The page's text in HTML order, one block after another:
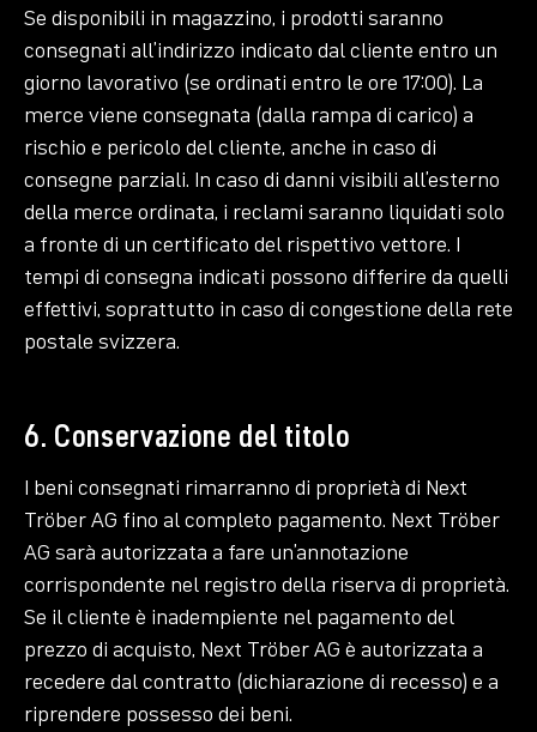
Se disponibili in magazzino, i prodotti saranno
consegnati all’indirizzo indicato dal cliente entro un
giorno lavorativo (se ordinati entro le ore 17:00). La
merce viene consegnata (dalla rampa di carico) a
rischio e pericolo del cliente, anche in caso di
consegne parziali. In caso di danni visibili all’esterno
della merce ordinata, i reclami saranno liquidati solo
a fronte di un certificato del rispettivo vettore. I
tempi di consegna indicati possono differire da quelli
effettivi, soprattutto in caso di congestione della rete
postale svizzera.
6. Conservazione del titolo
I beni consegnati rimarranno di proprietà di Next
Tröber AG fino al completo pagamento. Next Tröber
AG sarà autorizzata a fare un’annotazione
corrispondente nel registro della riserva di proprietà.
Se il cliente è inadempiente nel pagamento del
prezzo di acquisto, Next Tröber AG è autorizzata a
recedere dal contratto (dichiarazione di recesso) e a
riprendere possesso dei beni.